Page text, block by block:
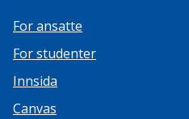
For ansatte
For studenter
Innsida
Canvas